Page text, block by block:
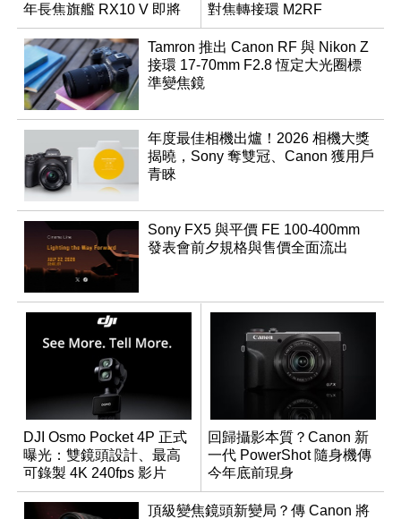
年長焦旗艦 RX10 V 即將
登場
對焦轉接環 M2RF
Tamron 推出 Canon RF 與 Nikon Z
接環 17-70mm F2.8 恆定大光圈標
準變焦鏡
年度最佳相機出爐！2026 相機大獎
揭曉，Sony 奪雙冠、Canon 獲用戶
青睞
Sony FX5 與平價 FE 100-400mm
發表會前夕規格與售價全面流出
DJI Osmo Pocket 4P 正式
曝光：雙鏡頭設計、最高
可錄製 4K 240fps 影片
回歸攝影本質？Canon 新
一代 PowerShot 隨身機傳
今年底前現身
頂級變焦鏡頭新變局？傳 Canon 將